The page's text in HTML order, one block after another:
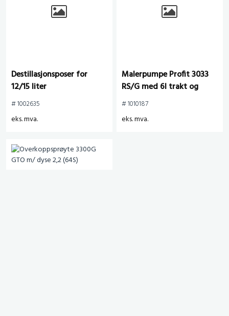
Destillasjonsposer for
12/15 liter
tynnergjenvinner (50 pk)
# 1002635
eks. mva.
Malerpumpe Profit 3033
RS/G med 6l trakt og
stativ
# 1010187
eks. mva.